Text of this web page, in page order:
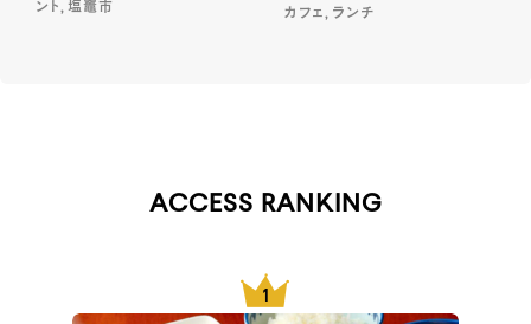
ント, 塩竈市
カフェ, ランチ
ACCESS RANKING